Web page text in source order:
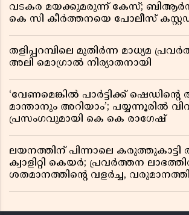
വടകര മയക്കുമരുന്ന് കേസ്;
കെ സി കീർത്തനയെ പോലീസ്
തളിപ്പറമ്പിലെ മുതിർന്ന മാധ്യമ
അലി മൊഗ്രാൽ നിര്യാതനായി
‘വേണമെങ്കിൽ പാർട്ടിക്ക് ഷെഡിൻ്റെ
മാന്താനും അറിയാം’; പയ്യന്നൂരിൽ
പ്രസംഗവുമായി കെ കെ രാഗേഷ്
ലയനത്തിന് പിന്നാലെ കരുത്തുകാട്ടി
ക്വാളിറ്റി കെയർ; പ്രവർത്തന
ശതമാനത്തിൻ്റെ വളർച്ച,